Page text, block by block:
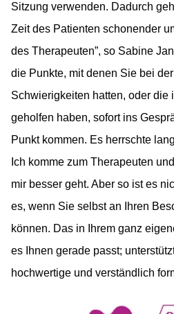
Sitzung verwenden. Dadurch
Zeit des Patienten schonender
des Therapeuten”, so Sabine
die Punkte, mit denen Sie bei
Schwierigkeiten hatten, oder die
geholfen haben, sofort ins
Punkt kommen. Es herrschte
Ich komme zum Therapeuten
mir besser geht. Aber so ist es
es, wenn Sie selbst an Ihren
können. Das in Ihrem ganz
es Ihnen gerade passt;
hochwertige und verständlich